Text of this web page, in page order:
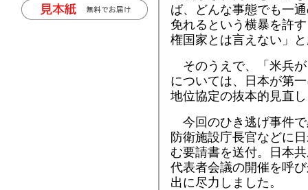
ば、どんな事態でも一
免れるという横暴を許
権国家とは言えない」
そのうえで、「米兵
については、日本が第
地位協定の抜本的見直
今回のひき逃げ事件
防衛施設庁長官などに
む要請書を送付。日本
代表者会議の開催を呼
出に尽力しました。